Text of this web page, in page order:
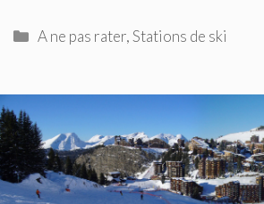
Catégories
A ne pas rater,Stations de ski